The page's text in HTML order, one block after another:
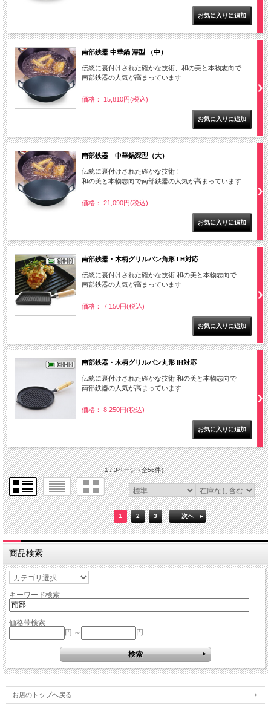
南部鉄器 中華鍋 深型 （中）
伝統に裏付けされた確かな技術、和の美と本物志向で
南部鉄器の人気が高まっています
価格： 15,810円(税込)
南部鉄器 中華鍋深型（大）
伝統に裏付けされた確かな技術！
和の美と本物志向で南部鉄器の人気が高まっています
価格： 21,090円(税込)
南部鉄器・木柄グリルパン角形 I H対応
伝統に裏付けされた確かな技術 和の美と本物志向で
南部鉄器の人気が高まっています
価格： 7,150円(税込)
南部鉄器・木柄グリルパン丸形 IH対応
伝統に裏付けされた確かな技術 和の美と本物志向で
南部鉄器の人気が高まっています
価格： 8,250円(税込)
1 / 3ページ（全56件）
1 2 3 次へ
商品検索
キーワード検索
価格帯検索
円 ～
円
お店のトップへ戻る